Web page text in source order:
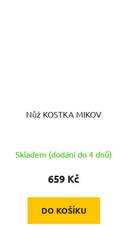
Nůž KOSTKA MIKOV
Skladem (dodání do 4 dnů)
659 Kč
DO KOŠÍKU